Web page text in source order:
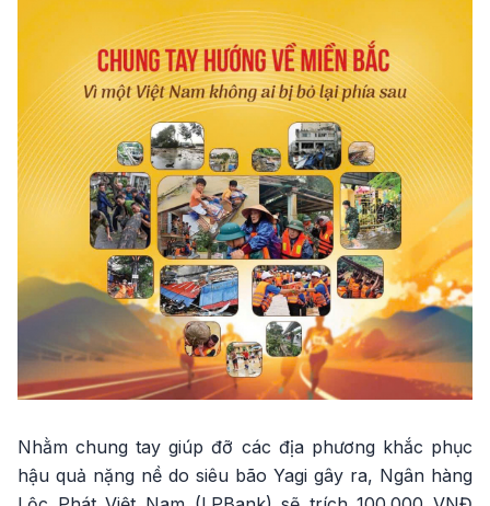
Nhằm chung tay giúp đỡ các địa phương khắc phục
hậu quả nặng nề do siêu bão Yagi gây ra, Ngân hàng